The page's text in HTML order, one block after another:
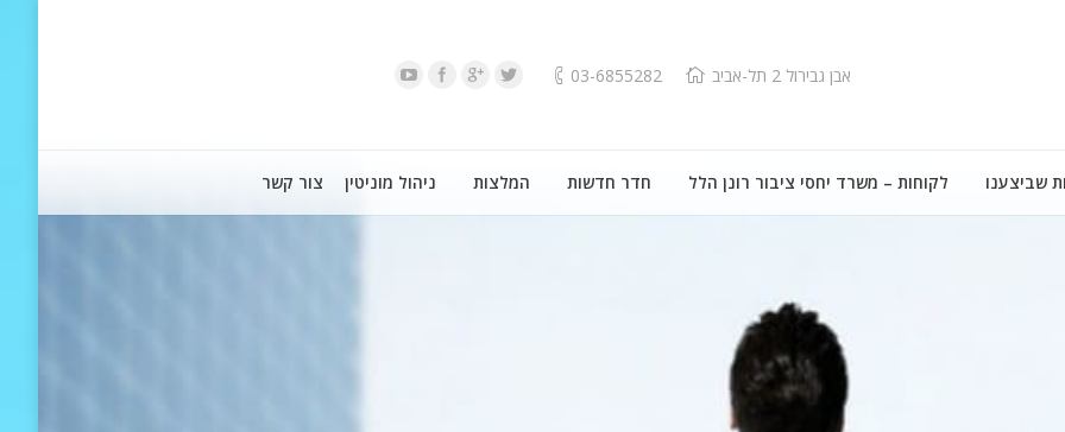
אבן גבירול 2 תל-אביב 03-6855282
שביצענו לקוחות – משרד יחסי ציבור רונן הלל חדר חדשות המלצות ניהול מוניטין צור קשר